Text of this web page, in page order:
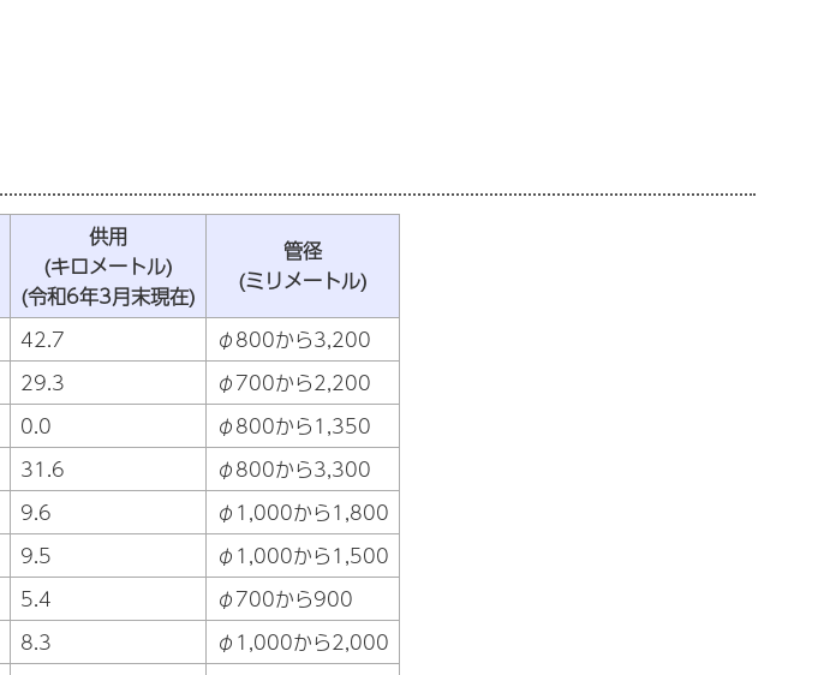
供用
(キロメートル)
(令和6年3月末現在)
管径
(ミリメートル)
42.7
φ800から3,200
29.3
φ700から2,200
0.0
φ800から1,350
31.6
φ800から3,300
9.6
φ1,000から1,800
9.5
φ1,000から1,500
5.4
φ700から900
8.3
φ1,000から2,000